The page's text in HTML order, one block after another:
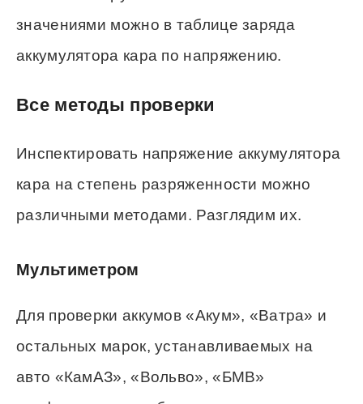
значениями можно в таблице заряда
аккумулятора кара по напряжению.
Все методы проверки
Инспектировать напряжение аккумулятора
кара на степень разряженности можно
различными методами. Разглядим их.
Мультиметром
Для проверки аккумов «Акум», «Ватра» и
остальных марок, устанавливаемых на
авто «КамАЗ», «Вольво», «БМВ»